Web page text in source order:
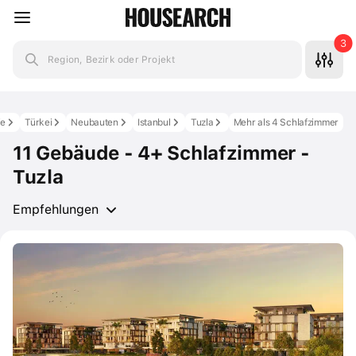
Region, Bezirk oder Projekt
3
Mehr als 4 Schlafzimmer
Tuzla
Istanbul
Neubauten
Türkei
11 Gebäude - 4+ Schlafzimmer -
Tuzla
Empfehlungen